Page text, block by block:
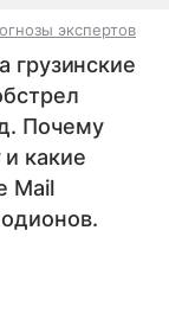
экспертов
грузинские
Почему
какие
Mail